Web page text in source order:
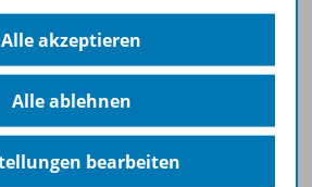
Alle akzeptieren
Alle ablehnen
bearbeiten